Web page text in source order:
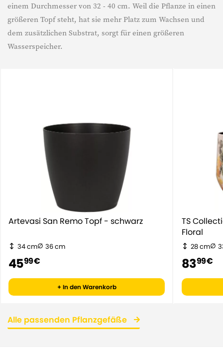
einem Durchmesser von 32 - 40 cm. Weil die Pflanze in einen
größeren Topf steht, hat sie mehr Platz zum Wachsen und
dem zusätzlichen Substrat, sorgt für einen größeren
Wasserspeicher.
Artevasi San Remo Topf - schwarz
34 cm 36 cm
4599 €
+ In den Warenkorb
TS
Floral
28 cm
8399 €
Alle passenden Pflanzgefäße